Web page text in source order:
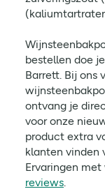
bestellen doe
Barrett. Bij ons
ontvang je
voor onze
product extra
klanten vinden
Ervaringen
reviews.